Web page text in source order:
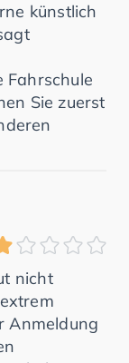
künstlich
Fahrschule
Sie zuerst
nicht
Anmeldung